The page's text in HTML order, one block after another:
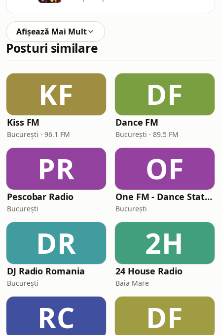
Afișează Mai Mult
Posturi similare
KF
Kiss FM
București · 96.1 FM
DF
Dance FM
București · 89.5 FM
PR
Pescobar Radio
București
OF
One FM - Dance Station
București
DR
DJ Radio Romania
București
2H
24 House Radio
Baia Mare
RC DF